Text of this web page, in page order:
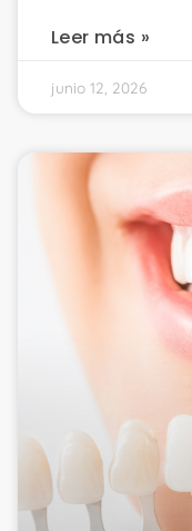
Leer más »
junio 12, 2026